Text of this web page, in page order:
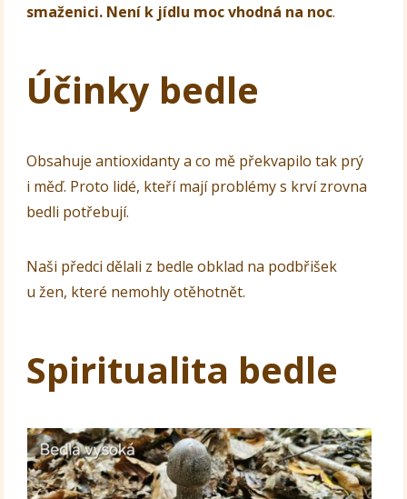
smaženici. Není k jídlu moc vhodná na noc.
Účinky bedle
Obsahuje antioxidanty a co mě překvapilo tak prý
i měď. Proto lidé, kteří mají problémy s krví zrovna
bedli potřebují.
Naši předci dělali z bedle obklad na podbřišek
u žen, které nemohly otěhotnět.
Spiritualita bedle